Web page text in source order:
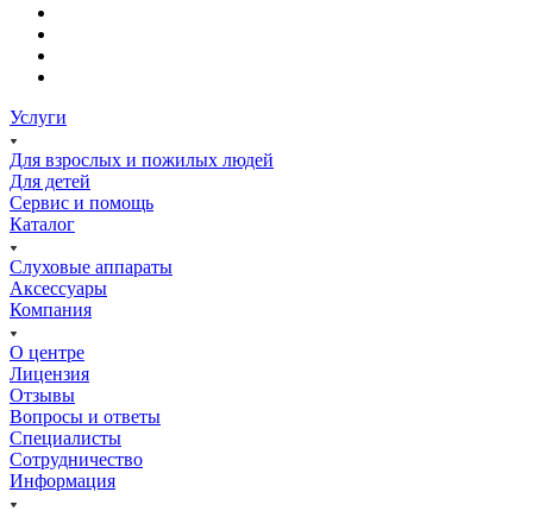
Услуги
Для взрослых и пожилых людей
Для детей
Сервис и помощь
Каталог
Слуховые аппараты
Аксессуары
Компания
О центре
Лицензия
Отзывы
Вопросы и ответы
Специалисты
Сотрудничество
Информация